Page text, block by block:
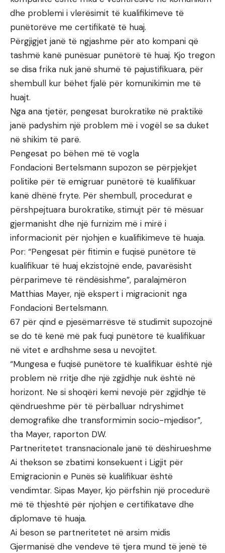
dhe problemi i vlerësimit të kualifikimeve të
punëtorëve me certifikatë të huaj.
Përgjigjet janë të ngjashme për ato kompani që
tashmë kanë punësuar punëtorë të huaj. Kjo tregon
se disa frika nuk janë shumë të pajustifikuara, për
shembull kur bëhet fjalë për komunikimin me të
huajt.
Nga ana tjetër, pengesat burokratike në praktikë
janë padyshim një problem më i vogël se sa duket
në shikim të parë.
Pengesat po bëhen më të vogla
Fondacioni Bertelsmann supozon se përpjekjet
politike për të emigruar punëtorë të kualifikuar
kanë dhënë fryte. Për shembull, procedurat e
përshpejtuara burokratike, stimujt për të mësuar
gjermanisht dhe një furnizim më i mirë i
informacionit për njohjen e kualifikimeve të huaja.
Por: “Pengesat për fitimin e fuqisë punëtore të
kualifikuar të huaj ekzistojnë ende, pavarësisht
përparimeve të rëndësishme”, paralajmëron
Matthias Mayer, një ekspert i migracionit nga
Fondacioni Bertelsmann.
67 për qind e pjesëmarrësve të studimit supozojnë
se do të kenë më pak fuqi punëtore të kualifikuar
në vitet e ardhshme sesa u nevojitet.
“Mungesa e fuqisë punëtore të kualifikuar është një
problem në rritje dhe një zgjidhje nuk është në
horizont. Ne si shoqëri kemi nevojë për zgjidhje të
qëndrueshme për të përballuar ndryshimet
demografike dhe transformimin socio-mjedisor”,
tha Mayer, raporton DW.
Partneritetet transnacionale janë të dëshirueshme
Ai thekson se zbatimi konsekuent i Ligjit për
Emigracionin e Punës së kualifikuar është
vendimtar. Sipas Mayer, kjo përfshin një procedurë
më të thjeshtë për njohjen e certifikatave dhe
diplomave të huaja.
Ai beson se partneritetet në arsim midis
Gjermanisë dhe vendeve të tjera mund të jenë të